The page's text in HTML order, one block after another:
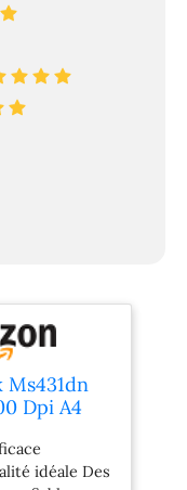
Ms431dn
Dpi A4
1ghz
Displ)
idéale Des